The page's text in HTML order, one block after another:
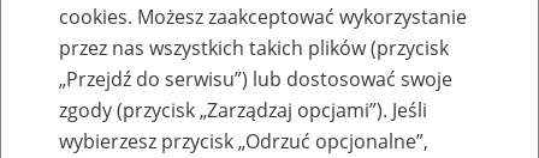
Wskaźnikicookies. Możesz zaakceptować wykorzystanie
przez nas wszystkich takich plików (przycisk
„Przejdź do serwisu”) lub dostosować swoje
zgody (przycisk „Zarządzaj opcjami”). Jeśli
wybierzesz przycisk „Odrzuć opcjonalne”,